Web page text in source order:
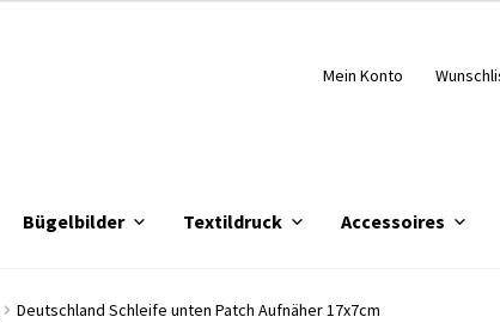
Mein Konto
Bügelbilder Textildruck Accessoires
Deutschland Schleife unten Patch Aufnäher 17x7cm